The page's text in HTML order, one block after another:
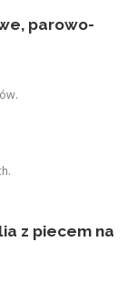
parowo-
z piecem na